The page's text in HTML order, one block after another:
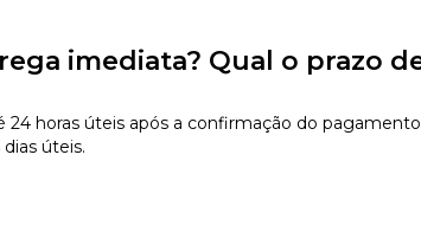
imediata? Qual o prazo
horas úteis após a confirmação do
úteis.